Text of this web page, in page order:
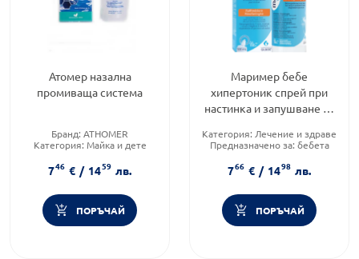
Атомер назална
промиваща система
Бранд: ATHOMER
Категория: Майка и дете
746 € / 1459 лв.
ПОРЪЧАЙ
Маример бебе
хипертоник спрей при
настинка и запушване на
Категория: Лечение и здраве
Предназначено за: бебета
766 € / 1498 лв.
ПОРЪЧАЙ